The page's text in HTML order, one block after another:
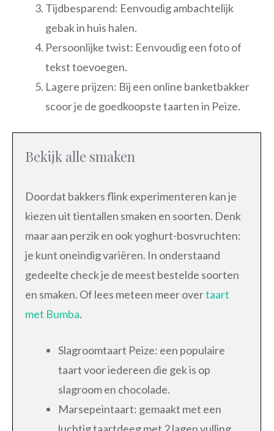
Tijdbesparend: Eenvoudig ambachtelijk
gebak in huis halen.
Persoonlijke twist: Eenvoudig een foto of
tekst toevoegen.
Lagere prijzen: Bij een online banketbakker
scoor je de goedkoopste taarten in Peize.
Bekijk alle smaken
Doordat bakkers flink experimenteren kan je
kiezen uit tientallen smaken en soorten. Denk
maar aan perzik en ook yoghurt-bosvruchten:
je kunt oneindig variëren. In onderstaand
gedeelte check je de meest bestelde soorten
en smaken. Of lees meteen meer overtaart
met Bumba.
Slagroomtaart Peize: een populaire
taart voor iedereen die gek is op
slagroom en chocolade.
Marsepeintaart: gemaakt met een